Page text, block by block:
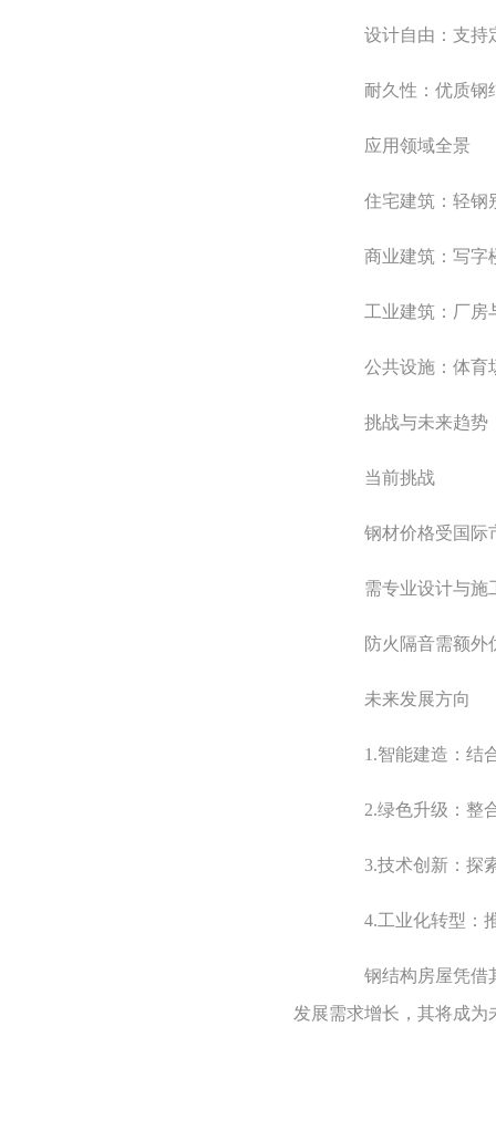
设计自由：支持定
耐久性：优质钢结
应用领域全景
住宅建筑：轻钢别
商业建筑：写字楼
工业建筑：厂房与
公共设施：体育场
挑战与未来趋势
当前挑战
钢材价格受国际
需专业设计与施工
防火隔音需额外
未来发展方向
1.智能建造：结合
2.绿色升级：整合
3.技术创新：探索
4.工业化转型：推
钢结构房屋凭借其
发展需求增长，其将成